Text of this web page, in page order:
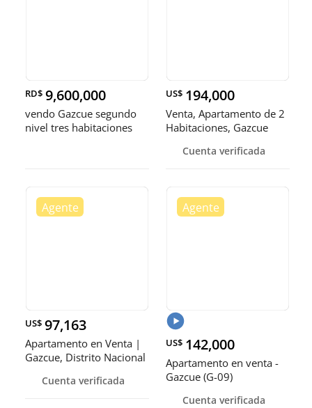
RD$ 9,600,000
vendo Gazcue segundo
nivel tres habitaciones
US$ 194,000
Venta, Apartamento de 2
Habitaciones, Gazcue
Cuenta verificada
US$ 97,163
Apartamento en Venta |
Gazcue, Distrito Nacional
Cuenta verificada
US$ 142,000
Apartamento en venta -
Gazcue (G-09)
Cuenta verificada